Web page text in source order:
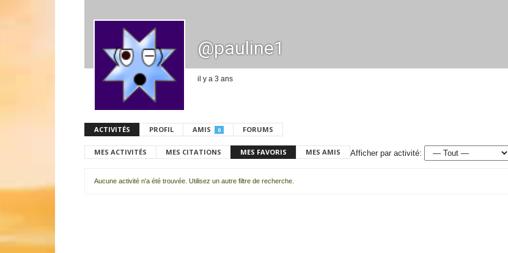
@pauline1
il y a 3 ans
ACTIVITÉS PROFIL AMIS 0 FORUMS
MES ACTIVITÉS MES CITATIONS MES FAVORIS MES AMIS Afficher par activité:
Aucune activité n'a été trouvée. Utilisez un autre filtre de recherche.